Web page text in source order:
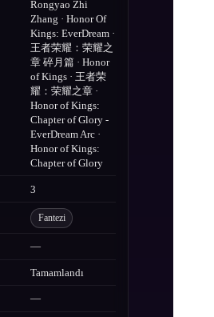
Rongyao Zhi
Zhang · Honor Of
Kings: EverDream ·
王者荣耀：荣耀之
章 碎月篇 · Honor
of Kings · 王者荣
耀：荣耀之章 ·
Honor of Kings:
Chapter of Glory -
EverDream Arc ·
Honor of Kings:
Chapter of Glory
3
Fantezi
—
Tamamlandı
—